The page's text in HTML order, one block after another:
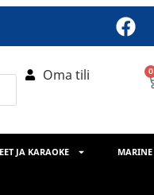
Oma tili 0
JA KARAOKE MARINE